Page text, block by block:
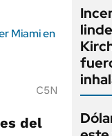
Miami en
C5N
del